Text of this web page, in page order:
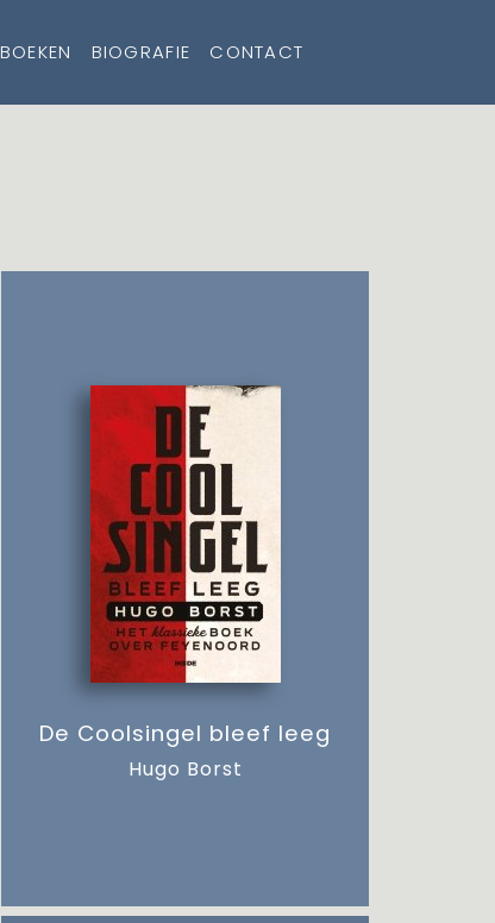
BOEKEN BIOGRAFIE CONTACT
De Coolsingel bleef leeg
Hugo Borst